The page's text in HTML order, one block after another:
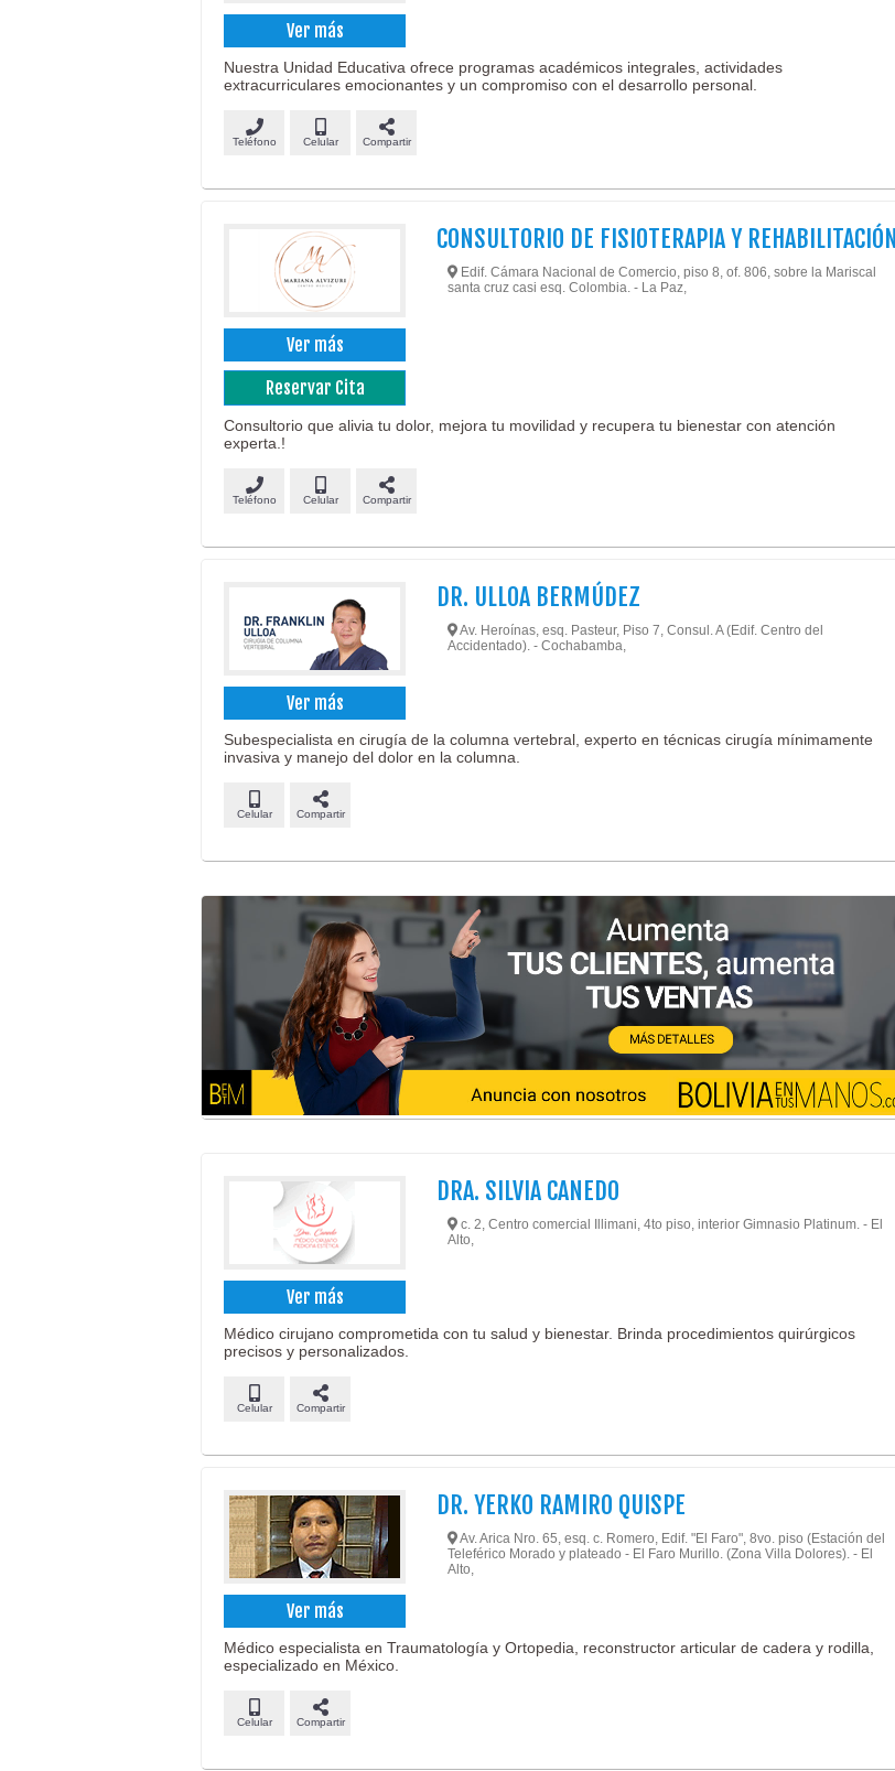
Ver más
Nuestra Unidad Educativa ofrece programas académicos integrales, actividades
extracurriculares emocionantes y un compromiso con el desarrollo personal.
Teléfono Celular Compartir
Ver más
Reservar Cita
CONSULTORIO DE FISIOTERAPIA Y REHABILITACIÓN
Edif. Cámara Nacional de Comercio, piso 8, of. 806, sobre la Mariscal
santa cruz casi esq. Colombia. - La Paz,
Consultorio que alivia tu dolor, mejora tu movilidad y recupera tu bienestar con atención
experta.!
Teléfono Celular Compartir
Ver más
DR. ULLOA BERMÚDEZ
Av. Heroínas, esq. Pasteur, Piso 7, Consul. A (Edif. Centro del
Accidentado). - Cochabamba,
Subespecialista en cirugía de la columna vertebral, experto en técnicas cirugía mínimamente
invasiva y manejo del dolor en la columna.
Celular Compartir
Ver más
DRA. SILVIA CANEDO
c. 2, Centro comercial Illimani, 4to piso, interior Gimnasio Platinum. - El
Alto,
Médico cirujano comprometida con tu salud y bienestar. Brinda procedimientos quirúrgicos
precisos y personalizados.
Celular Compartir
Ver más
DR. YERKO RAMIRO QUISPE
Av. Arica Nro. 65, esq. c. Romero, Edif. "El Faro", 8vo. piso (Estación del
Teleférico Morado y plateado - El Faro Murillo. (Zona Villa Dolores). - El
Alto,
Médico especialista en Traumatología y Ortopedia, reconstructor articular de cadera y rodilla,
especializado en México.
Celular Compartir